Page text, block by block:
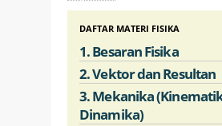
DAFTAR MATERI FISIKA
1. Besaran Fisika
2. Vektor dan Resultan
3. Mekanika
Dinamika)